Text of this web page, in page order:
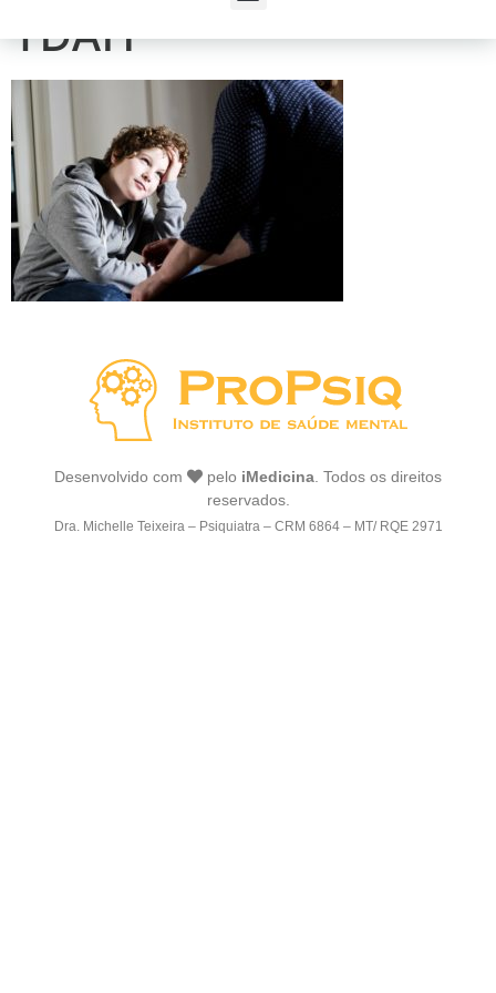
TDAH
Desenvolvido com pelo iMedicina. Todos os direitos
reservados.
Dra. Michelle Teixeira – Psiquiatra – CRM 6864 – MT/ RQE 2971